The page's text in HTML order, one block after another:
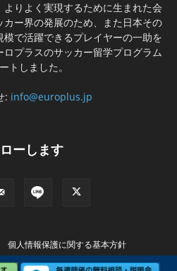
りよく実現するために生まれた会
ー界の発展のため、また日本その
で活躍できるプレイヤーの一助を
プラスのサッカー留学プログラム
トしました。
: info@europlus.jp
ーします
個人情報保護に関する基本方針
引に基づく表記